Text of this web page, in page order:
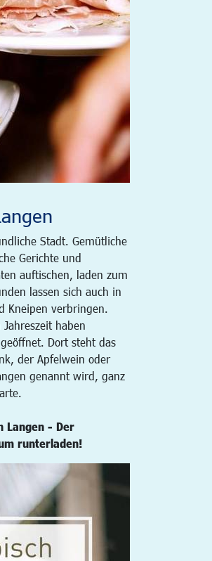
Stadt. Gemütliche
Gerichte und
auftischen, laden zum
lassen sich auch in
Kneipen verbringen.
haben
Dort steht das
der Apfelwein oder
genannt wird, ganz
Langen - Der
runterladen!